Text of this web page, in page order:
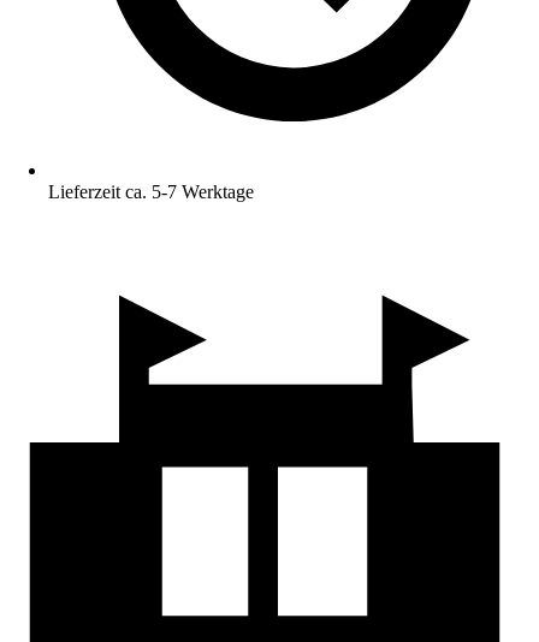
Lieferzeit ca. 5-7 Werktage